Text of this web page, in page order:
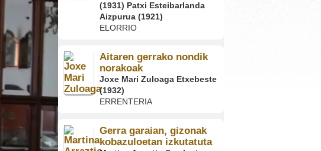
(1931) Patxi Esteibarlanda
Aizpurua (1921)
ELORRIO
Aitaren gerrako nondik
norakoak
Joxe Mari Zuloaga Etxebeste
(1932)
ERRENTERIA
Gerra garaian, gizonak
kobazuloetan izkutatuta